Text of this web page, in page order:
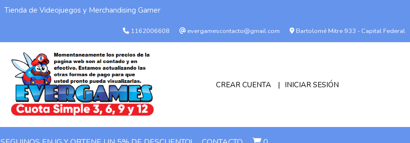
Tienda de Videojuegos y Merchandising Gamer
1162006608 evergamescontacto@gmail.com Bartolomé Mitre 933 - Capital Federal
CREAR CUENTA INICIAR SESIÓN